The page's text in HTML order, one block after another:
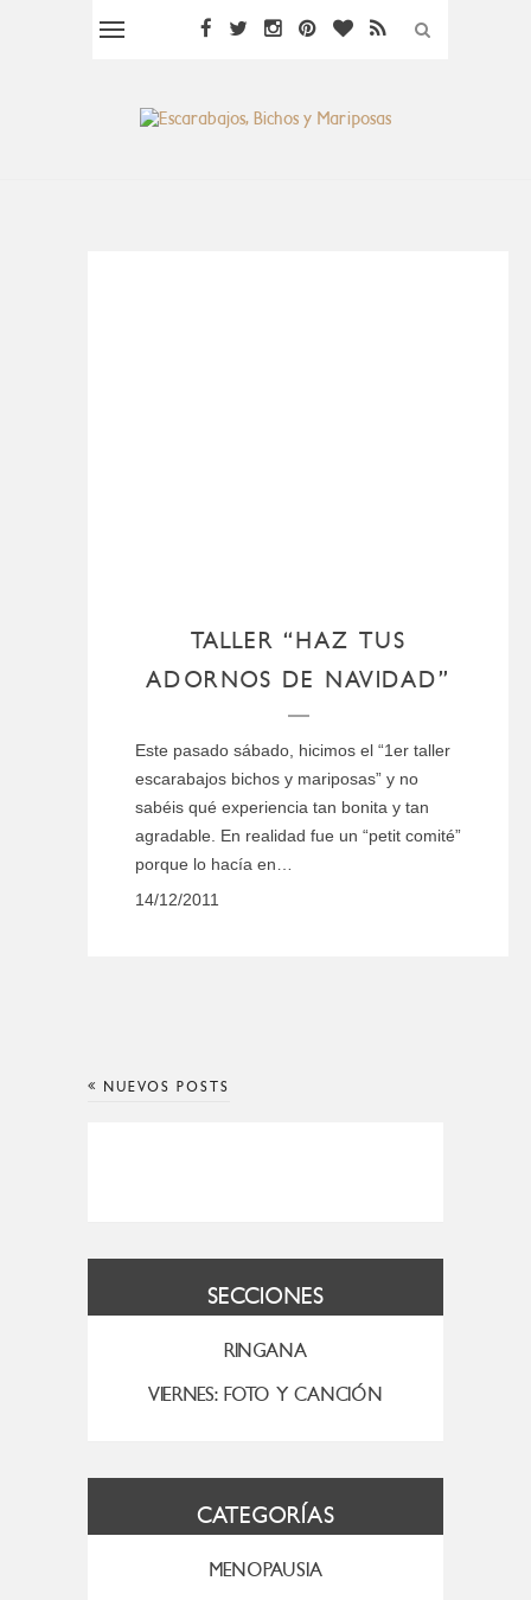
TALLER “HAZ TUS
ADORNOS DE NAVIDAD”
Este pasado sábado, hicimos el “1er taller
escarabajos bichos y mariposas” y no
sabéis qué experiencia tan bonita y tan
agradable. En realidad fue un “petit comité”
porque lo hacía en…
14/12/2011
NUEVOS POSTS
SECCIONES
RINGANA
VIERNES: FOTO Y CANCIÓN
CATEGORÍAS
MENOPAUSIA